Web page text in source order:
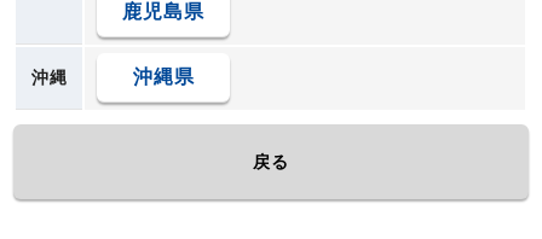
鹿児島県
沖縄 沖縄県
戻る